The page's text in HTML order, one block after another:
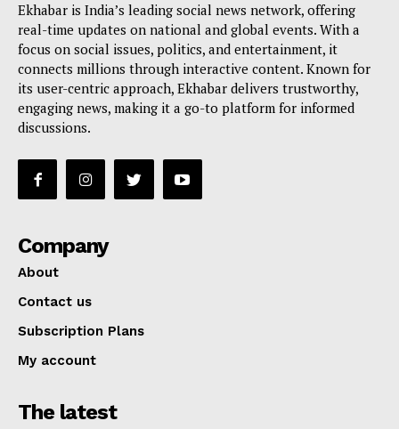
Ekhabar is India’s leading social news network, offering
real-time updates on national and global events. With a
focus on social issues, politics, and entertainment, it
connects millions through interactive content. Known for
its user-centric approach, Ekhabar delivers trustworthy,
engaging news, making it a go-to platform for informed
discussions.
Company
About
Contact us
Subscription Plans
My account
The latest